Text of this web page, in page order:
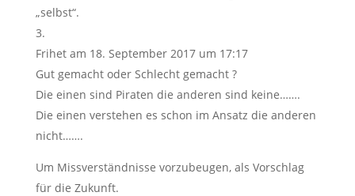
„selbst“.
Frihet am 18. September 2017 um 17:17
Gut gemacht oder Schlecht gemacht ?
Die einen sind Piraten die anderen sind keine…….
Die einen verstehen es schon im Ansatz die anderen
nicht…….
Um Missverständnisse vorzubeugen, als Vorschlag
für die Zukunft.